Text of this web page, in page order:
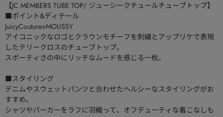
【JC MEMBERS TUBE TOP/ ジューシークチュールチューブトップ】
■ポイント&ディテール
JuicyCouture×MOUSSY
アイコニックなロゴとクラウンモチーフを刺繍とアップリケで表現
したテリークロスのチューブトップ。
スポーティさの中にリッチなムードを感じる一枚。
■スタイリング
デニムやスウェットパンツと合わせたヘルシーなスタイリングがお
すすめ。
シャツやパーカーをラフに羽織って、オフデューティな着こなしも